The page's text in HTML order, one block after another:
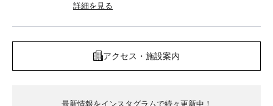
詳細を見る
アクセス・施設案内
最新情報をインスタグラムで続々更新中！